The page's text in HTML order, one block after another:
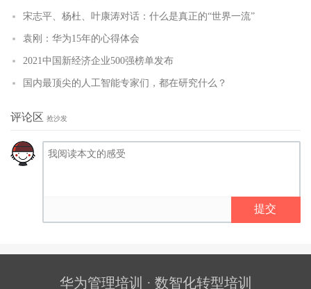
宋志平、杨杜、叶康涛对话：什么是真正的“世界一流”
袁刚：华为15年的心得体会
2021中国新经济企业500强榜单发布
国内最顶尖的人工智能专家们，都在研究什么？
评论区 抢沙发
提交
华为管理培训 · 数智化转型培训